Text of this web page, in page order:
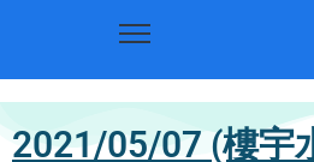
2021/05/07 (樓宇